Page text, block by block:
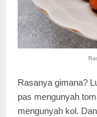
Rasanya gimana?
pas mengunyah
mengunyah kol.